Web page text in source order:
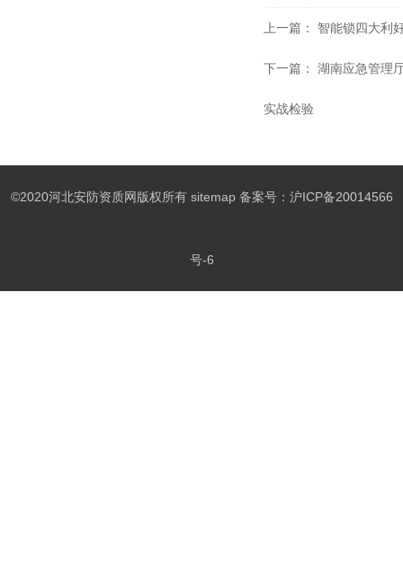
上一篇： 智能锁四大利
下一篇： 湖南应急管理
实战检验
©2020河北安防资质网版权所有 sitemap备案号： 沪ICP备20014566
号-6